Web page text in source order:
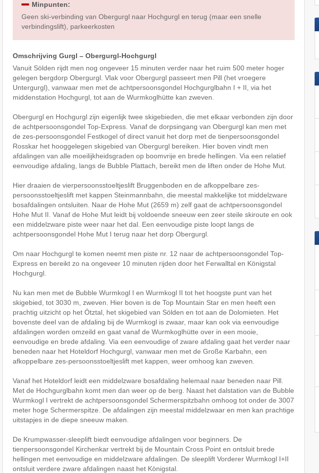
Minpunten:
Geen ski-verbinding van Obergurgl naar Hochgurgl en terug (maar een snelle
verbindingslift), parkeerkosten
Omschrijving Gurgl – Obergurgl-Hochgurgl
Vanuit Sölden rijdt men nog ongeveer 15 minuten verder naar het ruim 500 meter hoger
gelegen bergdorp Obergurgl. Vlak voor Obergurgl passeert men Pill (het vroegere
Untergurgl), vanwaar men met de achtpersoonsgondel Hochgurglbahn I + II, via het
middenstation Hochgurgl, tot aan de Wurmkoglhütte kan zweven.
Obergurgl en Hochgurgl zijn eigenlijk twee skigebieden, die met elkaar verbonden zijn door
de achtpersoonsgondel Top-Express. Vanaf de dorpsingang van Obergurgl kan men met
de zes-persoonsgondel Festkogel of direct vanuit het dorp met de tienpersoonsgondel
Rosskar het hooggelegen skigebied van Obergurgl bereiken. Hier boven vindt men
afdalingen van alle moeilijkheidsgraden op boomvrije en brede hellingen. Via een relatief
eenvoudige afdaling, langs de Bubble Plattach, bereikt men de liften onder de Hohe Mut.
Hier draaien de vierpersoonsstoeltjeslift Bruggenboden en de afkoppelbare zes-
persoonsstoeltjeslift met kappen Steinmannbahn, die meestal makkelijke tot middelzware
bosafdalingen ontsluiten. Naar de Hohe Mut (2659 m) zelf gaat de achtpersoonsgondel
Hohe Mut II. Vanaf de Hohe Mut leidt bij voldoende sneeuw een zeer steile skiroute en ook
een middelzware piste weer naar het dal. Een eenvoudige piste loopt langs de
achtpersoonsgondel Hohe Mut I terug naar het dorp Obergurgl.
Om naar Hochgurgl te komen neemt men piste nr. 12 naar de achtpersoonsgondel Top-
Express en bereikt zo na ongeveer 10 minuten rijden door het Ferwalltal en Königstal
Hochgurgl.
Nu kan men met de Bubble Wurmkogl I en Wurmkogl II tot het hoogste punt van het
skigebied, tot 3030 m, zweven. Hier boven is de Top Mountain Star en men heeft een
prachtig uitzicht op het Ötztal, het skigebied van Sölden en tot aan de Dolomieten. Het
bovenste deel van de afdaling bij de Wurmkogl is zwaar, maar kan ook via eenvoudige
afdalingen worden omzeild en gaat vanaf de Wurmkoglhütte over in een mooie,
eenvoudige en brede afdaling. Via een eenvoudige of zware afdaling gaat het verder naar
beneden naar het Hoteldorf Hochgurgl, vanwaar men met de Große Karbahn, een
afkoppelbare zes-persoonsstoeltjeslift met kappen, weer omhoog kan zweven.
Vanaf het Hoteldorf leidt een middelzware bosafdaling helemaal naar beneden naar Pill.
Met de Hochgurglbahn komt men dan weer op de berg. Naast het dalstation van de Bubble
Wurmkogl I vertrekt de achtpersoonsgondel Schermerspitzbahn omhoog tot onder de 3007
meter hoge Schermerspitze. De afdalingen zijn meestal middelzwaar en men kan prachtige
uitstapjes in de diepe sneeuw maken.
De Krumpwasser-sleeplift biedt eenvoudige afdalingen voor beginners. De
tienpersoonsgondel Kirchenkar vertrekt bij de Mountain Cross Point en ontsluit brede
hellingen met eenvoudige en middelzware afdalingen. De sleeplift Vorderer Wurmkogl I+II
ontsluit verdere zware afdalingen naast het Königstal.